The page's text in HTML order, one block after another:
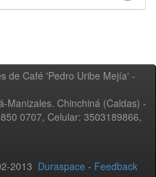
de Café 'Pedro Uribe Mejía' -
Manizales. Chinchiná (Caldas) -
0707, Celular: 3503189866,
2013 Duraspace - Feedback